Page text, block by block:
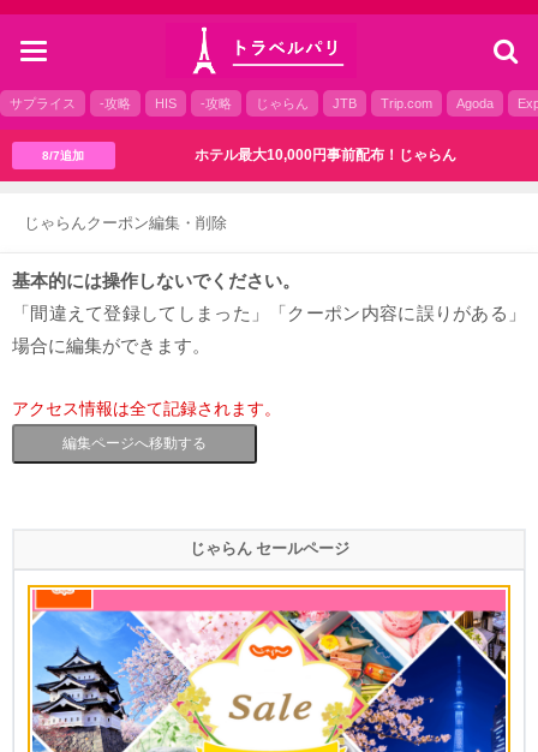
toggle
サプライス -攻略 HIS -攻略 じゃらん JTB Trip.com Agoda
8/7追加 ホテル最大10,000円事前配布！じゃらん
じゃらんクーポン編集・削除
基本的には操作しないでください。
「間違えて登録してしまった」「クーポン内容に誤りがある」
場合に編集ができます。
アクセス情報は全て記録されます。
編集ページへ移動する
じゃらん セールページ